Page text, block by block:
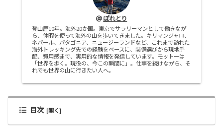
ぽれとり
登山歴10年。海外20か国。東京でサラリーマンとして働きなが
ら、休暇を使って海外の山を歩いてきました。キリマンジャロ、
ネパール、パタゴニア、ニュージーランドなど、これまで訪れた
海外トレッキング先での経験をベースに、装備選びから現地手
配、費用感まで、実用的な情報を発信しています。モットーは
「世界を歩く。現役の、今この瞬間に」。仕事を続けながら、そ
れでも世界の山に行きたい人へ。
目次